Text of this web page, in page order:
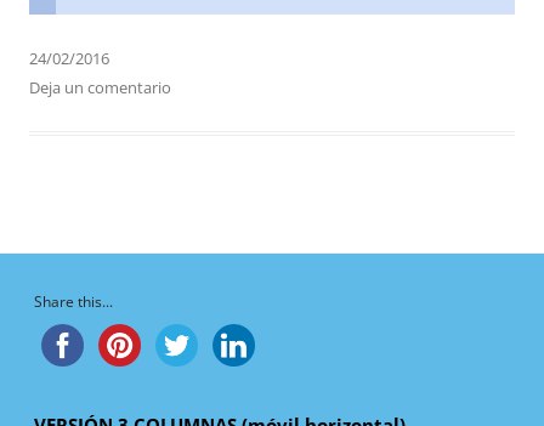
24/02/2016
Deja un comentario
Share this...